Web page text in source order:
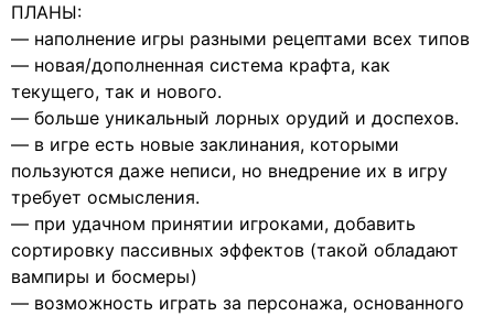
ПЛАНЫ:
— наполнение игры разными рецептами всех типов
— новая/дополненная система крафта, как
текущего, так и нового.
— больше уникальный лорных орудий и доспехов.
— в игре есть новые заклинания, которыми
пользуются даже неписи, но внедрение их в игру
требует осмысления.
— при удачном принятии игроками, добавить
сортировку пассивных эффектов (такой обладают
вампиры и босмеры)
— возможность играть за персонажа, основанного